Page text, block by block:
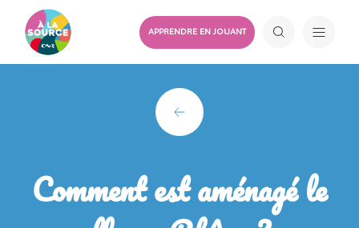
APPRENDRE EN JOUANT
Comment est aménagé le